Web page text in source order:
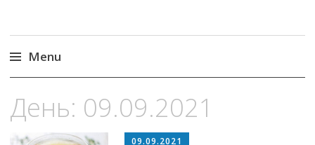
Menu
to
content
День: 09.09.2021
09.09.2021